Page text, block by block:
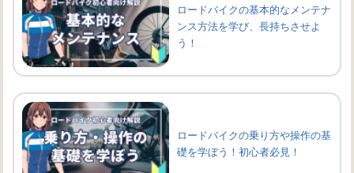
ロードバイクの基本的なメンテナ
ンス方法を学び、長持ちさせよ
う！
ロードバイクの乗り方や操作の基
礎を学ぼう！初心者必見！